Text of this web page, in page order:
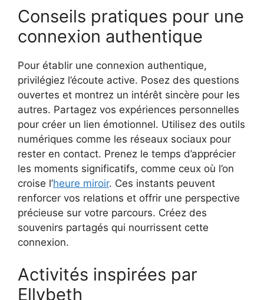
Conseils pratiques pour une
connexion authentique
Pour établir une connexion authentique,
privilégiez l’écoute active. Posez des questions
ouvertes et montrez un intérêt sincère pour les
autres. Partagez vos expériences personnelles
pour créer un lien émotionnel. Utilisez des outils
numériques comme les réseaux sociaux pour
rester en contact. Prenez le temps d’apprécier
les moments significatifs, comme ceux où l’on
croise l’heure miroir. Ces instants peuvent
renforcer vos relations et offrir une perspective
précieuse sur votre parcours. Créez des
souvenirs partagés qui nourrissent cette
connexion.
Activités inspirées par
Ellybeth